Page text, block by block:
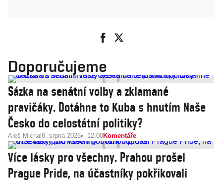
Doporučujeme
Sázka na senátní volby a zklamané
pravičáky. Dotáhne to Kuba s hnutím Naše
Česko do celostátní politiky?
Aleš Michal 8. srpna 2026 12:00Komentáře
Více lásky pro všechny. Prahou prošel
Prague Pride, na účastníky pokřikovali